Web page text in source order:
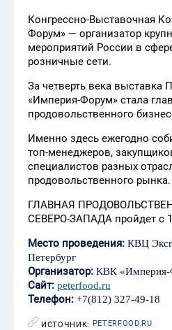
Конгрессно-Выставочная
Форум» — организатор
мероприятий России в
розничные сети.
За четверть века
«Империя-Форум» стала
продовольственного
Именно здесь ежегодно
топ-менеджеров,
специалистов разных
продовольственного рынка.
ГЛАВНАЯ
СЕВЕРО-ЗАПАДА пройдет с
Место проведения: КВЦ
Петербург
Организатор: КВК
Сайт: peterfood.ru
Телефон: +7(812) 327-49-18
ИСТОЧНИК: PETERFOOD.RU